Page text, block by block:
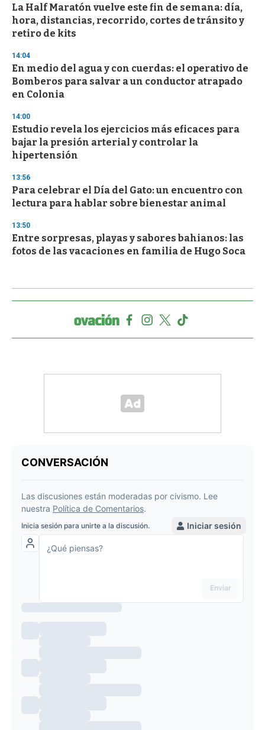
La Half Maratón vuelve este fin de semana: día,
hora, distancias, recorrido, cortes de tránsito y
retiro de kits
14:04
En medio del agua y con cuerdas: el operativo de
Bomberos para salvar a un conductor atrapado
en Colonia
14:00
Estudio revela los ejercicios más eficaces para
bajar la presión arterial y controlar la
hipertensión
13:56
Para celebrar el Día del Gato: un encuentro con
lectura para hablar sobre bienestar animal
13:50
Entre sorpresas, playas y sabores bahianos: las
fotos de las vacaciones en familia de Hugo Soca